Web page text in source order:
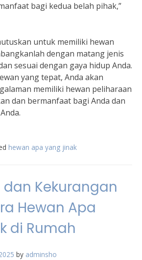
bagi kedua belah pihak,”
untuk memiliki hewan
dengan matang jenis
sesuai dengan gaya hidup Anda.
yang tepat, Anda akan
memiliki hewan peliharaan
dan bermanfaat bagi Anda dan
hewan apa yang jinak
dan Kekurangan
Hewan Apa
di Rumah
by adminsho